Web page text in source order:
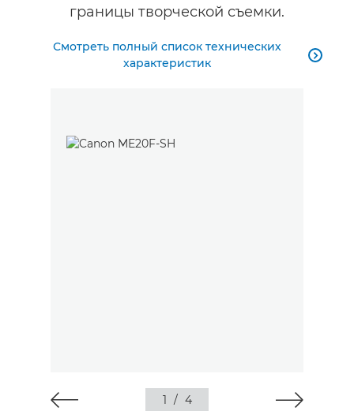
границы творческой съемки.
Смотреть полный список технических
характеристик

1 / 4